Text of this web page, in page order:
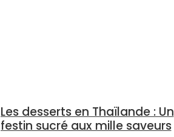
Les desserts en Thaïlande : Un
festin sucré aux mille saveurs